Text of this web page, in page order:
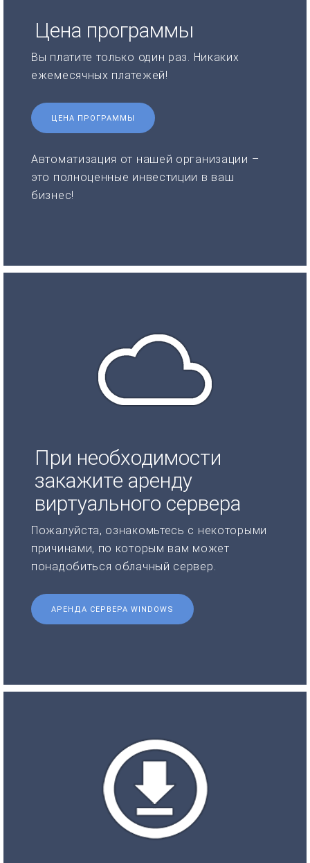
Цена программы
Вы платите только один раз. Никаких
ежемесячных платежей!
ЦЕНА ПРОГРАММЫ
Автоматизация от нашей организации –
это полноценные инвестиции в ваш
бизнес!
При необходимости
закажите аренду
виртуального сервера
Пожалуйста, ознакомьтесь с некоторыми
причинами, по которым вам может
понадобиться облачный сервер.
АРЕНДА СЕРВЕРА WINDOWS